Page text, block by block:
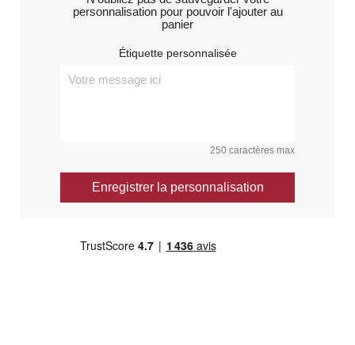
personnalisation pour pouvoir l'ajouter au
panier
Étiquette personnalisée
250 caractères max
Enregistrer la personnalisation